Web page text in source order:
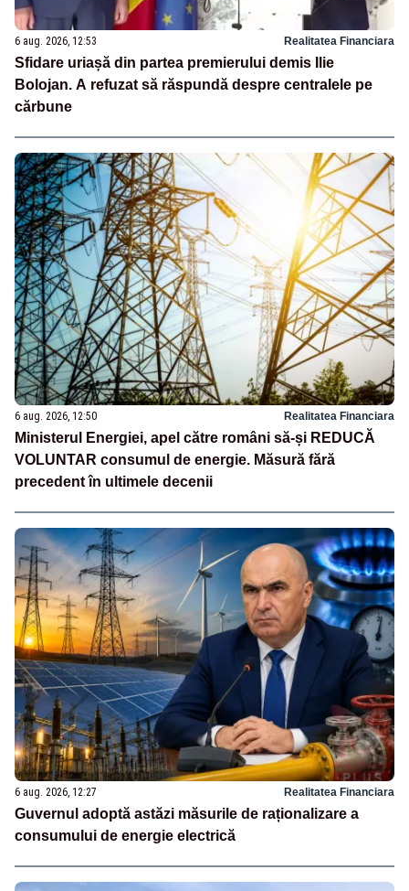
6 aug. 2026, 12:53 Realitatea Financiara
Sfidare uriașă din partea premierului demis Ilie
Bolojan. A refuzat să răspundă despre centralele pe
cărbune
6 aug. 2026, 12:50 Realitatea Financiara
Ministerul Energiei, apel către români să-și REDUCĂ
VOLUNTAR consumul de energie. Măsură fără
precedent în ultimele decenii
6 aug. 2026, 12:27 Realitatea Financiara
Guvernul adoptă astăzi măsurile de raționalizare a
consumului de energie electrică